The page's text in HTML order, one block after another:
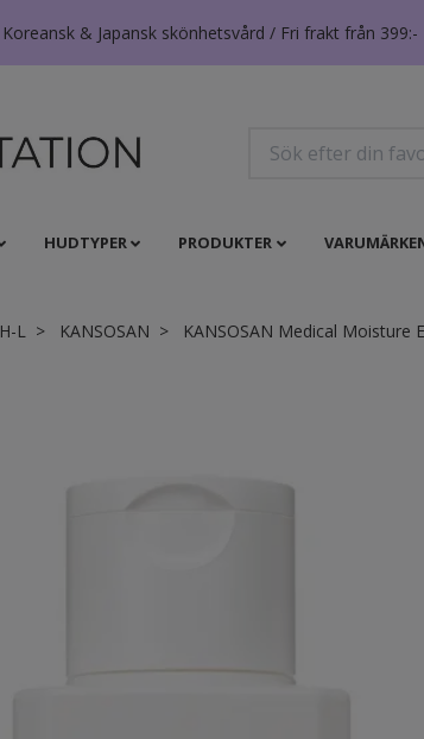
Koreansk & Japansk skönhetsvård / Fri frakt från 399:-
HUDTYPER PRODUKTER
H-L KANSOSAN KANSOSAN Medical Moisture